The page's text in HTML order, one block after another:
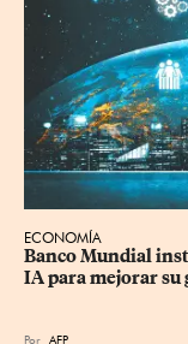
ECONOMÍA
Banco Mundial
IA para mejorar su
Por AFP